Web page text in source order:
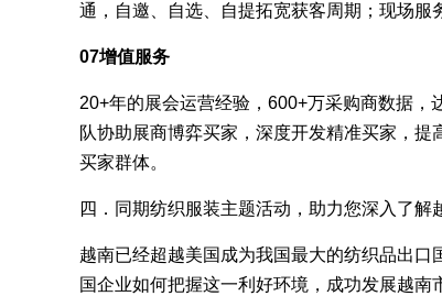
通，自邀、自选、自提拓宽获客周期；现场服
07增值服务
20+年的展会运营经验，600+万采购商数据
队协助展商博弈买家，深度开发精准买家，
买家群体。
四．同期纺织服装主题活动，助力您深入了解
越南已经超越美国成为我国最大的纺织品出
国企业如何把握这一利好环境，成功发展越